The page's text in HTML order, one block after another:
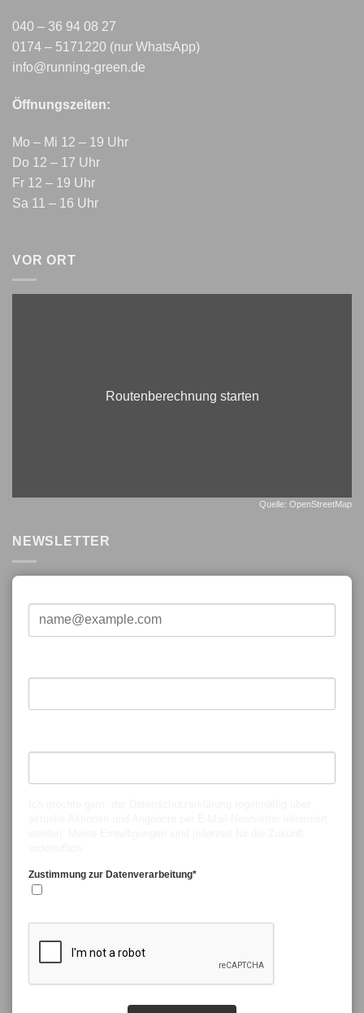
040 – 36 94 08 27
0174 – 5171220 (nur WhatsApp)
info@running-green.de
Öffnungszeiten:
Mo – Mi 12 – 19 Uhr
Do 12 – 17 Uhr
Fr 12 – 19 Uhr
Sa 11 – 16 Uhr
VOR ORT
Routenberechnung starten
Quelle: OpenStreetMap
NEWSLETTER
Zustimmung zur Datenverarbeitung*